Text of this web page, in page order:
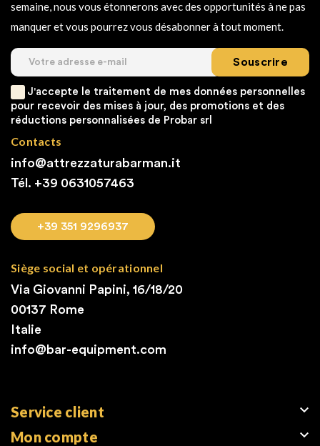
semaine, nous vous étonnerons avec des opportunités à ne pas
manquer et vous pourrez vous désabonner à tout moment.
Souscrire
J'accepte le traitement de mes données personnelles
pour recevoir des mises à jour, des promotions et des
réductions personnalisées de Probar srl
Contacts
info@attrezzaturabarman.it
Tél. +39 0631057463
+39 351 9296937
Siège social et opérationnel
Via Giovanni Papini, 16/18/20
00137 Rome
Italie
info@bar-equipment.com
Service client

Mon compte
